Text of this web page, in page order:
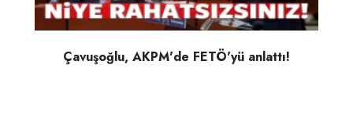
Çavuşoğlu, AKPM'de FETÖ'yü anlattı!